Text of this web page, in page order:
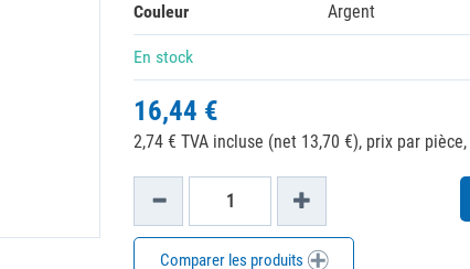
Couleur Argent
En stock
16,44 €
2,74 € TVA incluse (net 13,70 €), prix par
Comparer les produits